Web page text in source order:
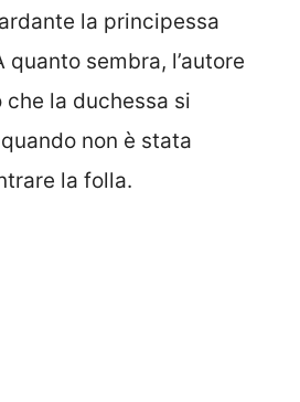
la principessa
quanto sembra, l’autore
la duchessa si
non è stata
la folla.